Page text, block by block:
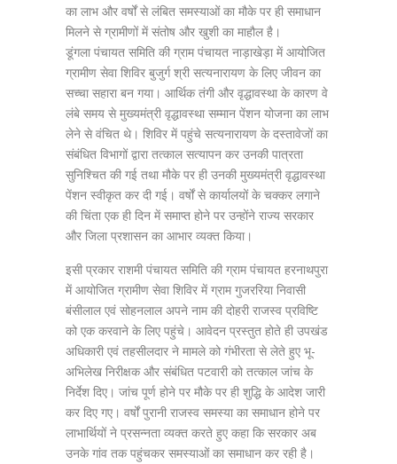
का लाभ और वर्षों से लंबित समस्याओं का मौके पर ही समाधान
मिलने से ग्रामीणों में संतोष और खुशी का माहौल है।
डूंगला पंचायत समिति की ग्राम पंचायत नाड़ाखेड़ा में आयोजित
ग्रामीण सेवा शिविर बुजुर्ग श्री सत्यनारायण के लिए जीवन का
सच्चा सहारा बन गया। आर्थिक तंगी और वृद्धावस्था के कारण वे
लंबे समय से मुख्यमंत्री वृद्धावस्था सम्मान पेंशन योजना का लाभ
लेने से वंचित थे। शिविर में पहुंचे सत्यनारायण के दस्तावेजों का
संबंधित विभागों द्वारा तत्काल सत्यापन कर उनकी पात्रता
सुनिश्चित की गई तथा मौके पर ही उनकी मुख्यमंत्री वृद्धावस्था
पेंशन स्वीकृत कर दी गई। वर्षों से कार्यालयों के चक्कर लगाने
की चिंता एक ही दिन में समाप्त होने पर उन्होंने राज्य सरकार
और जिला प्रशासन का आभार व्यक्त किया।
इसी प्रकार राशमी पंचायत समिति की ग्राम पंचायत हरनाथपुरा
में आयोजित ग्रामीण सेवा शिविर में ग्राम गुजररिया निवासी
बंसीलाल एवं सोहनलाल अपने नाम की दोहरी राजस्व प्रविष्टि
को एक करवाने के लिए पहुंचे। आवेदन प्रस्तुत होते ही उपखंड
अधिकारी एवं तहसीलदार ने मामले को गंभीरता से लेते हुए भू-
अभिलेख निरीक्षक और संबंधित पटवारी को तत्काल जांच के
निर्देश दिए। जांच पूर्ण होने पर मौके पर ही शुद्धि के आदेश जारी
कर दिए गए। वर्षों पुरानी राजस्व समस्या का समाधान होने पर
लाभार्थियों ने प्रसन्नता व्यक्त करते हुए कहा कि सरकार अब
उनके गांव तक पहुंचकर समस्याओं का समाधान कर रही है।